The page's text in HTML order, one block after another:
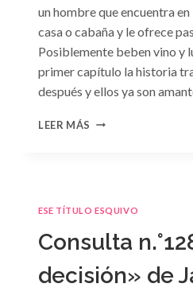
un hombre que encuentra en
casa o cabaña y le ofrece
Posiblemente beben vino y
primer capítulo la historia
después y ellos ya son
LEER MÁS CONSULTA
ESE TÍTULO ESQUIVO
Consulta
decisión» de